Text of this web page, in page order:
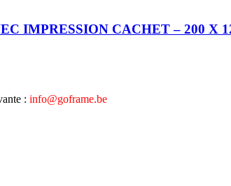
IMPRESSION CACHET – 200 X
: info@goframe.be